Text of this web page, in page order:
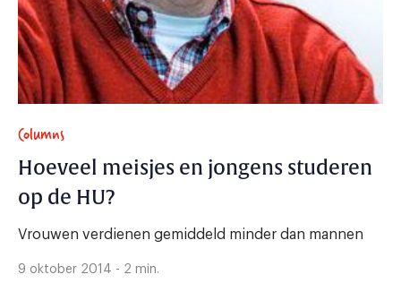
Columns
Hoeveel meisjes en jongens studeren
op de HU?
Vrouwen verdienen gemiddeld minder dan mannen
9 oktober 2014 - 2 min.